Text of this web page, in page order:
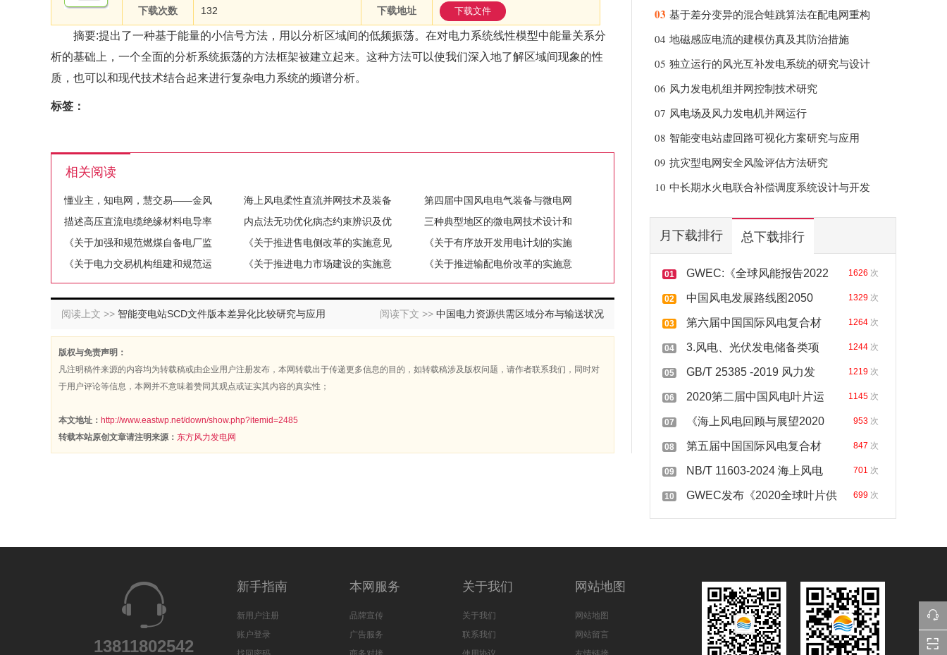
下载次数 132 下载地址 下载文件
摘要:提出了一种基于能量的小信号方法，用以分析区域间的低频振荡。在对电力系统线性模型中能量关系分
析的基础上，一个全面的分析系统振荡的方法框架被建立起来。这种方法可以使我们深入地了解区域间现象的性
质，也可以和现代技术结合起来进行复杂电力系统的频谱分析。
标签：
相关阅读
懂业主，知电网，慧交易——金风 海上风电柔性直流并网技术及装备
第四届中国风电电气装备与微电网
描述高压直流电缆绝缘材料电导率
内点法无功优化病态约束辨识及优
三种典型地区的微电网技术设计和
《关于加强和规范燃煤自备电厂监
《关于推进售电侧改革的实施意见
《关于有序放开发用电计划的实施
《关于电力交易机构组建和规范运
《关于推进电力市场建设的实施意 《关于推进输配电价改革的实施意
阅读上文 >> 智能变电站SCD文件版本差异化比较研究与应用 阅读下文 >> 中国电力资源供需区域分布与输送状况
版权与免责声明：
凡注明稿件来源的内容均为转载稿或由企业用户注册发布，本网转载出于传递更多信息的目的，如转载稿涉及版权问题，请作者联系我们，同时对
于用户评论等信息，本网并不意味着赞同其观点或证实其内容的真实性；
本文地址： http://www.eastwp.net/down/show.php?itemid=2485
转载本站原创文章请注明来源： 东方风力发电网
03 基于差分变异的混合蛙跳算法在配电网重构
04 地磁感应电流的建模仿真及其防治措施
05 独立运行的风光互补发电系统的研究与设计
06 风力发电机组并网控制技术研究
07 风电场及风力发电机并网运行
08 智能变电站虚回路可视化方案研究与应用
09 抗灾型电网安全风险评估方法研究
10 中长期水火电联合补偿调度系统设计与开发
月下载排行 总下载排行
01 GWEC:《全球风能报告2022 1626 次
02 中国风电发展路线图2050 1329次
03 第六届中国国际风电复合材 1264次
04 3.风电、光伏发电储备类项 1244次
05 GB/T 25385 -2019 风力发 1219次
06 2020第二届中国风电叶片运 1145次
07 《海上风电回顾与展望2020 953次
08 第五届中国国际风电复合材 847 次
09 NB/T 11603-2024 海上风电 701 次
10 GWEC发布《2020全球叶片供 699次
13811802542
新手指南
新用户注册
账户登录
本网服务
品牌宣传
广告服务
关于我们
关于我们
联系我们
网站地图
网站地图
网站留言